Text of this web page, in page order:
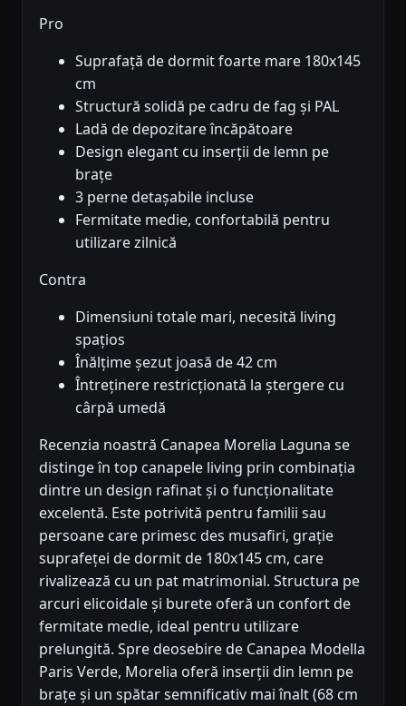
Pro
Suprafață de dormit foarte mare 180x145
cm
Structură solidă pe cadru de fag și PAL
Ladă de depozitare încăpătoare
Design elegant cu inserții de lemn pe
brațe
3 perne detașabile incluse
Fermitate medie, confortabilă pentru
utilizare zilnică
Contra
Dimensiuni totale mari, necesită living
spațios
Înălțime șezut joasă de 42 cm
Întreținere restricționată la ștergere cu
cârpă umedă
Recenzia noastră Canapea Morelia Laguna se
distinge în top canapele living prin combinația
dintre un design rafinat și o funcționalitate
excelentă. Este potrivită pentru familii sau
persoane care primesc des musafiri, grație
suprafeței de dormit de 180x145 cm, care
rivalizează cu un pat matrimonial. Structura pe
arcuri elicoidale și burete oferă un confort de
fermitate medie, ideal pentru utilizare
prelungită. Spre deosebire de Canapea Modella
Paris Verde, Morelia oferă inserții din lemn pe
brațe și un spătar semnificativ mai înalt (68 cm